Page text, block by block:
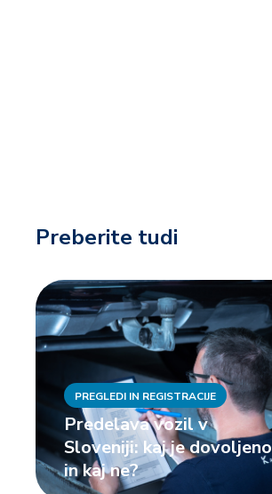
Preberite tudi
PREGLEDI IN REGISTRACIJE
Predelava vozil v
Sloveniji: kaj je dovoljeno
in kaj ne?